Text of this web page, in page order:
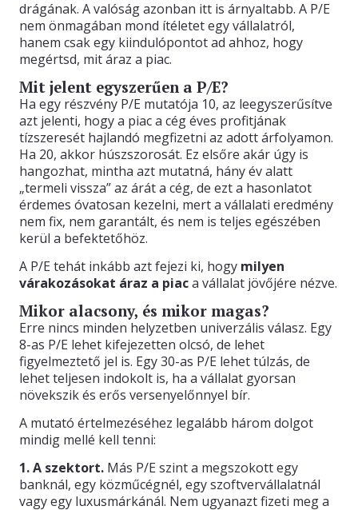
drágának. A valóság azonban itt is árnyaltabb. A P/E
nem önmagában mond ítéletet egy vállalatról,
hanem csak egy kiindulópontot ad ahhoz, hogy
megértsd, mit áraz a piac.
Mit jelent egyszerűen a P/E?
Ha egy részvény P/E mutatója 10, az leegyszerűsítve
azt jelenti, hogy a piac a cég éves profitjának
tízszeresét hajlandó megfizetni az adott árfolyamon.
Ha 20, akkor húszszorosát. Ez elsőre akár úgy is
hangozhat, mintha azt mutatná, hány év alatt
„termeli vissza” az árát a cég, de ezt a hasonlatot
érdemes óvatosan kezelni, mert a vállalati eredmény
nem fix, nem garantált, és nem is teljes egészében
kerül a befektetőhöz.
A P/E tehát inkább azt fejezi ki, hogy milyen
várakozásokat áraz a piaca vállalat jövőjére nézve.
Mikor alacsony, és mikor magas?
Erre nincs minden helyzetben univerzális válasz. Egy
8-as P/E lehet kifejezetten olcsó, de lehet
figyelmeztető jel is. Egy 30-as P/E lehet túlzás, de
lehet teljesen indokolt is, ha a vállalat gyorsan
növekszik és erős versenyelőnnyel bír.
A mutató értelmezéséhez legalább három dolgot
mindig mellé kell tenni:
1. A szektort. Más P/E szint a megszokott egy
banknál, egy közműcégnél, egy szoftvervállalatnál
vagy egy luxusmárkánál. Nem ugyanazt fizeti meg a